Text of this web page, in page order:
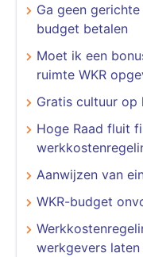
Ga geen
budget betalen
Moet ik een
ruimte WKR
Gratis cultuur op
Hoge Raad fluit
Aanwijzen van
WKR-budget
werkgevers